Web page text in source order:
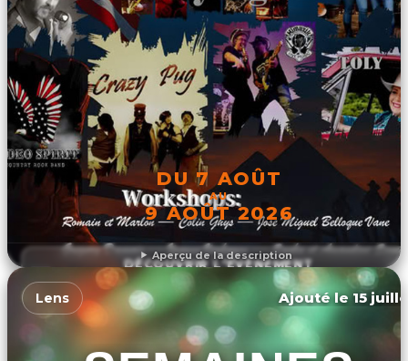
Aperçu de la description
DU 7 AOÛT
AU
9 AOÛT 2026
DÉCOUVRIR L'ÉVÉNEMENT
Lens Ajouté le 15